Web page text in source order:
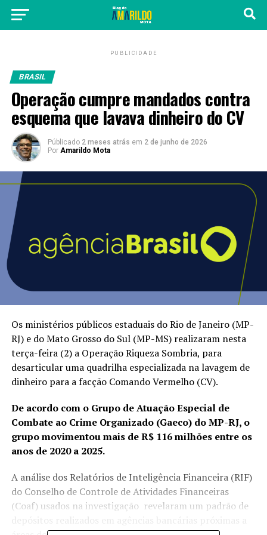
PUBLICIDADE
BRASIL
Operação cumpre mandados contra
esquema que lavava dinheiro do CV
Públicado 2 meses atrás em 2 de junho de 2026
Por Amarildo Mota
Os ministérios públicos estaduais do Rio de Janeiro (MP-
RJ) e do Mato Grosso do Sul (MP-MS) realizaram nesta
terça-feira (2) a Operação Riqueza Sombria, para
desarticular uma quadrilha especializada na lavagem de
dinheiro para a facção Comando Vermelho (CV).
De acordo com o Grupo de Atuação Especial de
Combate ao Crime Organizado (Gaeco) do MP-RJ, o
grupo movimentou mais de R$ 116 milhões entre os
anos de 2020 a 2025.
A análise dos Relatórios de Inteligência Financeira (RIF)
do Conselho de Controle de Atividades Financeiras
(Coaf) usados na investigação revelaram um padrão de